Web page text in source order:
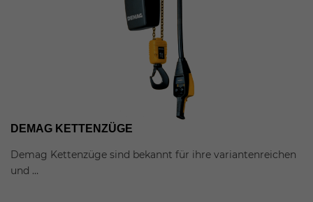
DEMAG KETTENZÜGE
Demag Kettenzüge sind bekannt für ihre variantenreichen
und …